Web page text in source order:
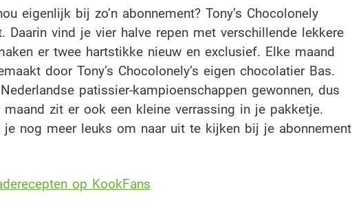
eigenlijk bij zo’n abonnement? Tony’s Chocolonely
vind je vier halve repen met verschillende lekkere
er twee hartstikke nieuw en exclusief. Elke maand
door Tony’s Chocolonely’s eigen chocolatier Bas.
patissier-kampioenschappen gewonnen, dus
zit er ook een kleine verrassing in je pakketje.
nog meer leuks om naar uit te kijken bij je abonnement
op KookFans